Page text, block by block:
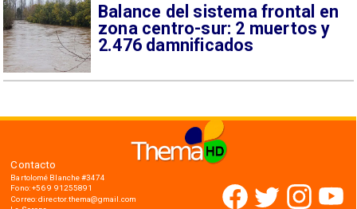
Balance del sistema frontal en
zona centro-sur: 2 muertos y
2.476 damnificados
Contacto
Bartolomé Blanche #3474
Fono: +56 9 91255891
Correo: director.thema@gmail.com